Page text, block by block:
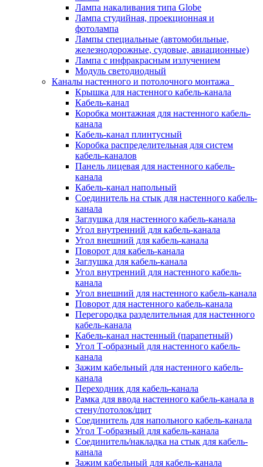
Лампа накаливания типа Globe
Лампа студийная, проекционная и
фотолампа
Лампы специальные (автомобильные,
железнодорожные, судовые, авиационные)
Лампа с инфракрасным излучением
Модуль светодиодный
Каналы настенного и потолочного монтажа
Крышка для настенного кабель-канала
Кабель-канал
Коробка монтажная для настенного кабель-
канала
Кабель-канал плинтусный
Коробка распределительная для систем
кабель-каналов
Панель лицевая для настенного кабель-
канала
Кабель-канал напольный
Соединитель на стык для настенного кабель-
канала
Заглушка для настенного кабель-канала
Угол внутренний для кабель-канала
Угол внешний для кабель-канала
Поворот для кабель-канала
Заглушка для кабель-канала
Угол внутренний для настенного кабель-
канала
Угол внешний для настенного кабель-канала
Поворот для настенного кабель-канала
Перегородка разделительная для настенного
кабель-канала
Кабель-канал настенный (парапетный)
Угол Т-образный для настенного кабель-
канала
Зажим кабельный для настенного кабель-
канала
Переходник для кабель-канала
Рамка для ввода настенного кабель-канала в
стену/потолок/щит
Соединитель для напольного кабель-канала
Угол Т-образный для кабель-канала
Соединитель/накладка на стык для кабель-
канала
Зажим кабельный для кабель-канала